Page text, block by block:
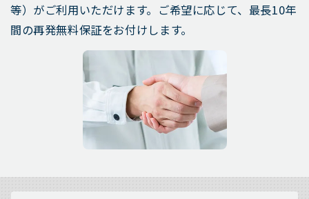
等）がご利用いただけます。ご希望に応じて、最長10年
間の再発無料保証をお付けします。